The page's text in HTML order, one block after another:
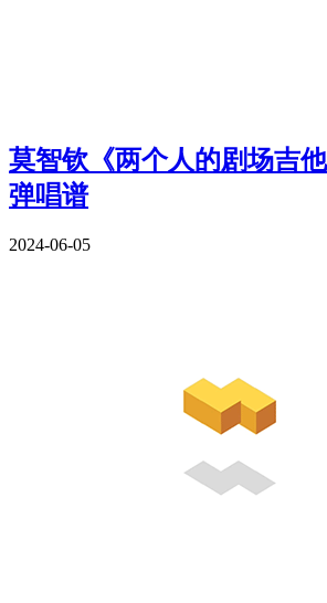
莫智钦《两个人的剧场吉
弹唱谱
2024-06-05